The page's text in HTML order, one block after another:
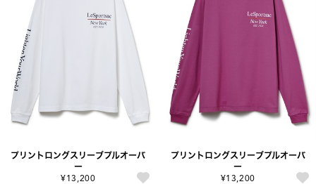
プリントロングスリーブプルオーバ
ー
¥13,200
プリントロングスリーブプルオーバ
ー
¥13,200